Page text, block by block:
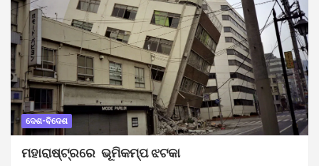
ଦେଶ-ବିଦେଶ
ମହାରାଷ୍ଟ୍ରରେ ଭୂମିକମ୍ପ ଝଟକା